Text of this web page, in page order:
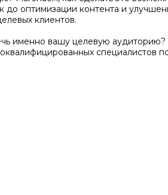
до оптимизации контента и
клиентов.
именно вашу целевую
специалистов